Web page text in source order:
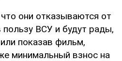
они отказываются от
пользу ВСУ и будут рады,
показав фильм,
минимальный взнос на